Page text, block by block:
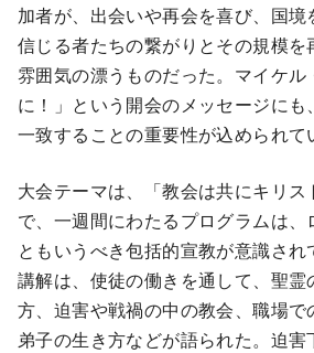
加者が、出会いや再会を喜び、国
信じる者たちの繋がりとその規模
雰囲気の漂うものだった。マイケル
に！」という開会のメッセージにも
一致することの重要性が込められて
大会テーマは、「教会は共にキリス
で、一週間にわたるプログラムは、
ともいうべき包括的宣教が意識さ
講解は、使徒の働きを通して、聖霊
方、迫害や戦禍の中の教会、職場
弟子の生き方などが語られた。迫害